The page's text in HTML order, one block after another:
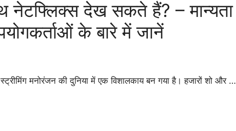
नेटफ्लिक्स देख सकते हैं? – मान्यता
के बारे में जानें
मनोरंजन की दुनिया में एक विशालकाय बन गया है। हजारों शो और …